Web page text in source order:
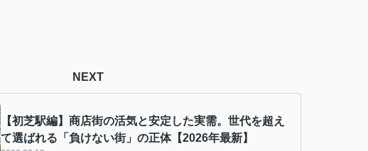
NEXT
【初芝駅編】商店街の活気と安定した実需。世代を超え
て選ばれる「負けない街」の正体【2026年最新】